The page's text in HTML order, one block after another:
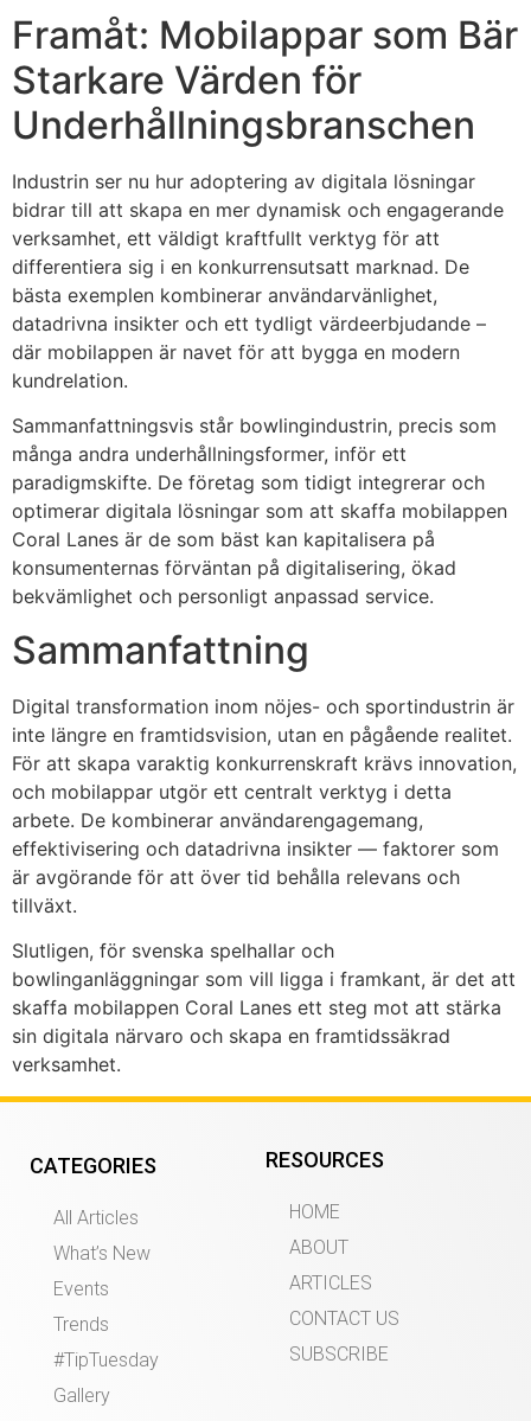
Framåt: Mobilappar som Bär
Starkare Värden för
Underhållningsbranschen
Industrin ser nu hur adoptering av digitala lösningar
bidrar till att skapa en mer dynamisk och engagerande
verksamhet, ett väldigt kraftfullt verktyg för att
differentiera sig i en konkurrensutsatt marknad. De
bästa exemplen kombinerar användarvänlighet,
datadrivna insikter och ett tydligt värdeerbjudande –
där mobilappen är navet för att bygga en modern
kundrelation.
Sammanfattningsvis står bowlingindustrin, precis som
många andra underhållningsformer, inför ett
paradigmskifte. De företag som tidigt integrerar och
optimerar digitala lösningar som att skaffa mobilappen
Coral Lanes är de som bäst kan kapitalisera på
konsumenternas förväntan på digitalisering, ökad
bekvämlighet och personligt anpassad service.
Sammanfattning
Digital transformation inom nöjes- och sportindustrin är
inte längre en framtidsvision, utan en pågående realitet.
För att skapa varaktig konkurrenskraft krävs innovation,
och mobilappar utgör ett centralt verktyg i detta
arbete. De kombinerar användarengagemang,
effektivisering och datadrivna insikter — faktorer som
är avgörande för att över tid behålla relevans och
tillväxt.
Slutligen, för svenska spelhallar och
bowlinganläggningar som vill ligga i framkant, är det att
skaffa mobilappen Coral Lanes ett steg mot att stärka
sin digitala närvaro och skapa en framtidssäkrad
verksamhet.
CATEGORIES
All Articles
What’s New
Events
Trends
#TipTuesday
Gallery
RESOURCES
HOME
ABOUT
ARTICLES
CONTACT US
SUBSCRIBE